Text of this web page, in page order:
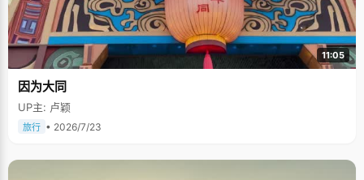
11:05
因为大同
UP主: 卢颖
旅行 • 2026/7/23